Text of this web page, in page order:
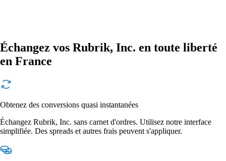
Échangez vos Rubrik, Inc. en toute liberté
en France
Obtenez des conversions quasi instantanées
Échangez Rubrik, Inc. sans carnet d'ordres. Utilisez notre interface
simplifiée. Des spreads et autres frais peuvent s'appliquer.